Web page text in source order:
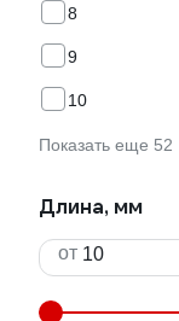
8
9
10
Показать еще 52
Длина, мм
от